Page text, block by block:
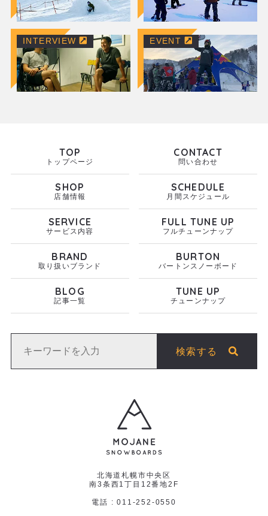
INTERVIEW EVENT
北海道札幌市中央区
南3条西1丁目12番地2F
電話 : 011-252-0550
TOP
トップページ
SHOP
店舗情報
SERVICE
サービス内容
BRAND
取り扱いブランド
BLOG
記事一覧
CONTACT
問い合わせ
SCHEDULE
月間スケジュール
FULL TUNE UP
フルチューンナップ
BURTON
バートンスノーボード
TUNE UP
チューンナップ
検索する